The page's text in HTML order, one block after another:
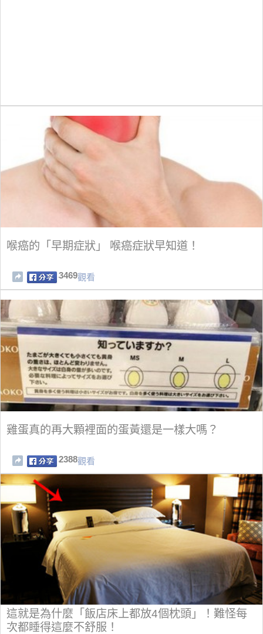
喉癌的「早期症狀」 喉癌症狀早知道！
3469觀看
雞蛋真的再大顆裡面的蛋黃還是一樣大嗎？
2388觀看
這就是為什麼「飯店床上都放4個枕頭」！難怪每
次都睡得這麼不舒服！